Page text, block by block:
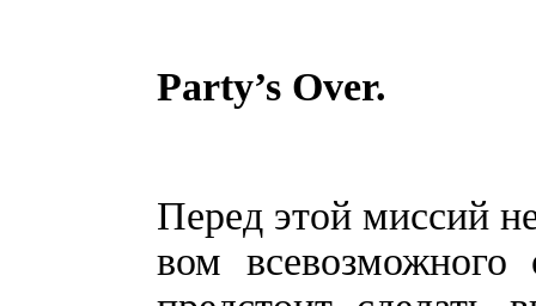
Party’s Over.
Перед этой миссий
вом